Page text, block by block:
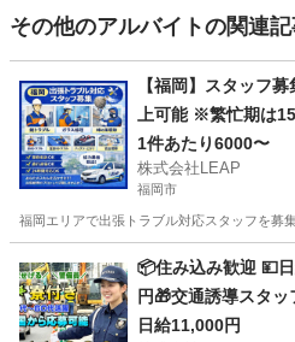
その他のアルバイトの関連
【福岡】スタッフ募集 月収例 50万円〜80万
上可能 ※繁忙期は150
来高制 1件あたり平均10,000円
対応 日収目安：
1件あたり6000〜
株式会社LEAP
福岡市
福岡エリアで出張トラブル対応スタッフを募
その他 スタッフ
📦住み込み歓迎 💴
円🎁交通誘導スタ
代・60代活躍中👴
日給11,000円